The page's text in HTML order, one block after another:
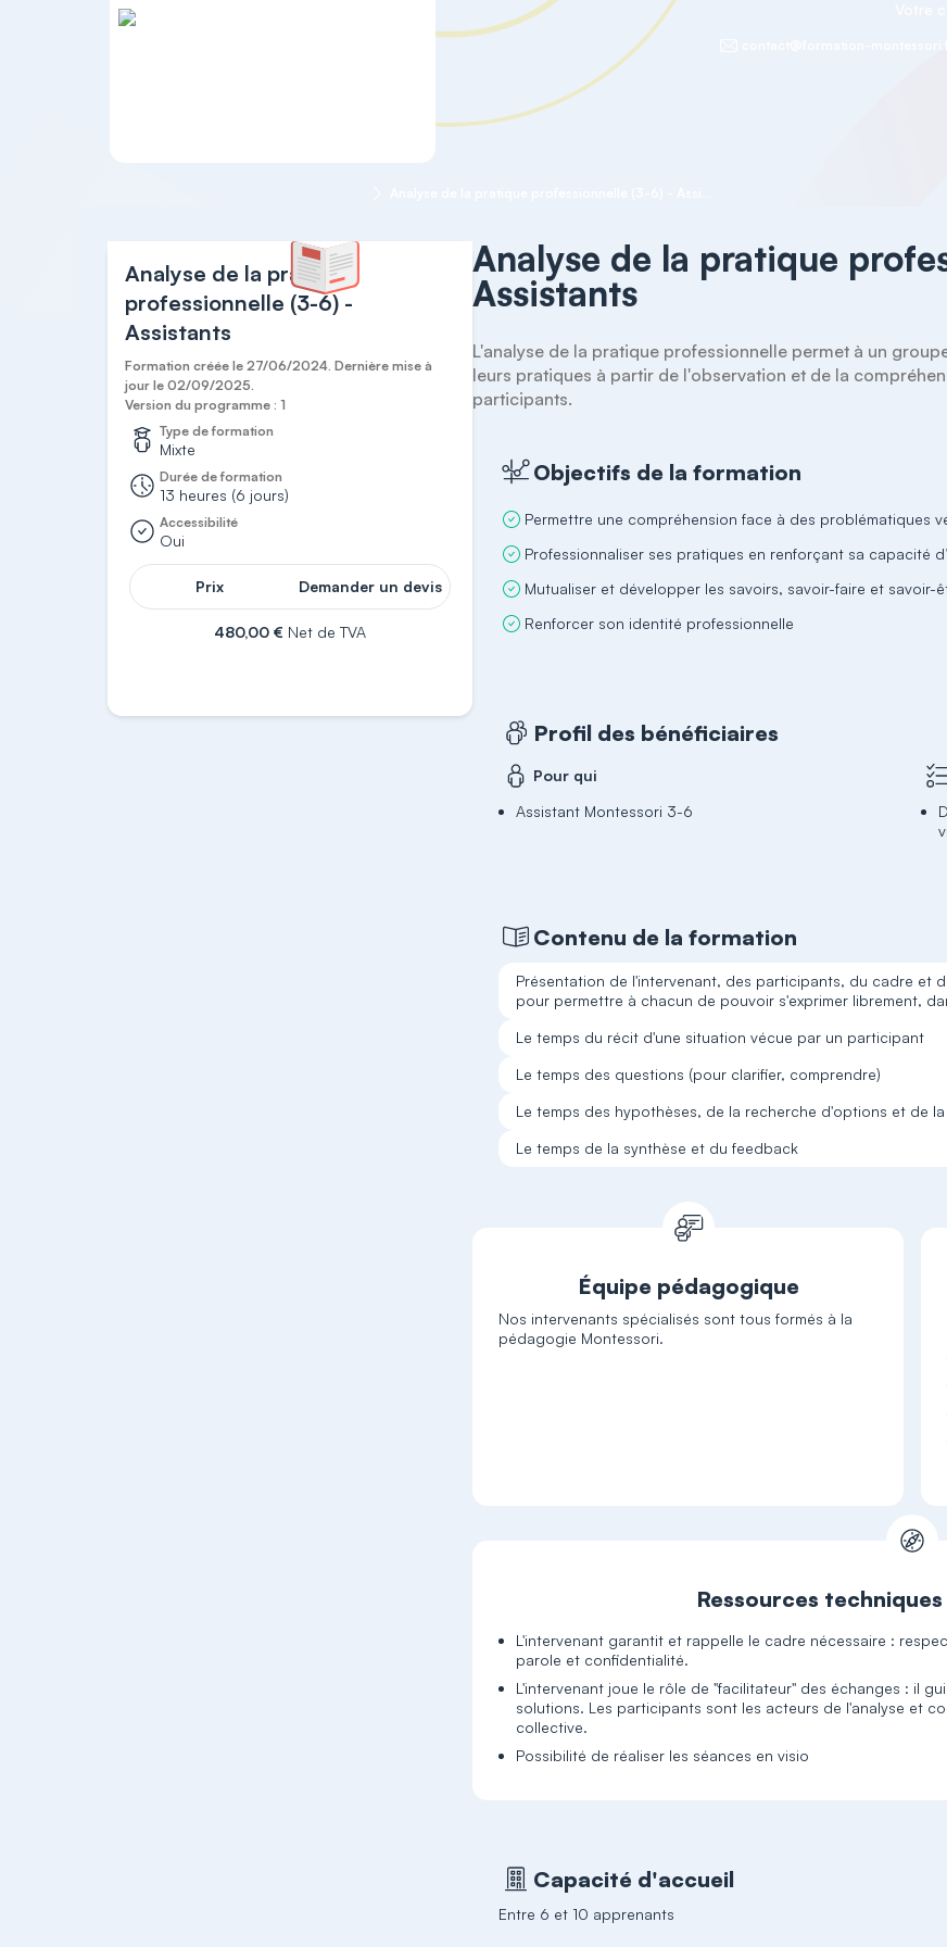
Analyse de la pratique
professionnelle (3-6) -
Assistants
Formation créée le 27/06/2024. Dernière mise à
jour le 02/09/2025.
Version du programme : 1
Type de formation
Mixte
Durée de formation
13 heures (6 jours)
Accessibilité
Oui
Prix Demander un devis
480,00 € Net de TVA
Analyse de la pratique
Assistants
L'analyse de la pratique professionnelle permet à un
leurs pratiques à partir de l'observation et de la
participants.
Objectifs de la formation
Permettre une compréhension face à des problématiques
Professionnaliser ses pratiques en renforçant sa capacité
Mutualiser et développer les savoirs, savoir-faire et savoir-
Renforcer son identité professionnelle
Profil des bénéficiaires
Pour qui
Assistant Montessori 3-6
Contenu de la formation
Présentation de l'intervenant, des participants, du cadre et
pour permettre à chacun de pouvoir s'exprimer librement,
Le temps du récit d'une situation vécue par un participant
Le temps des questions (pour clarifier, comprendre)
Le temps des hypothèses, de la recherche d'options et de
Le temps de la synthèse et du feedback
Équipe pédagogique
Nos intervenants spécialisés sont tous formés à la
pédagogie Montessori.
Ressources
L'intervenant garantit et rappelle le cadre nécessaire :
parole et confidentialité.
L'intervenant joue le rôle de "facilitateur" des échanges : il
solutions. Les participants sont les acteurs de l'analyse et
collective.
Possibilité de réaliser les séances en visio
Capacité d'accueil
Entre 6 et 10 apprenants